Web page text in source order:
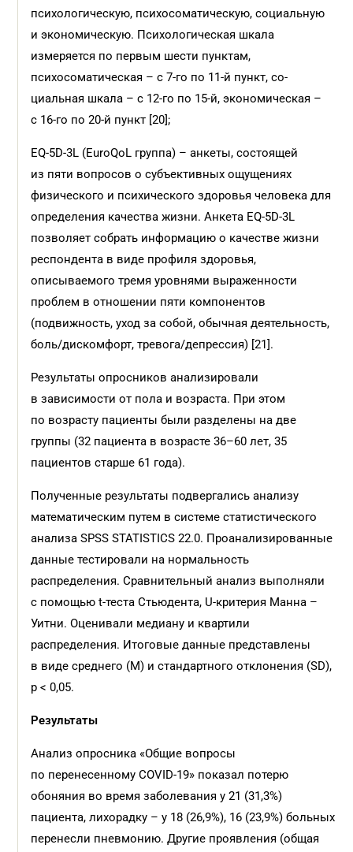
психологическую, психосоматическую, социальную
и экономичес­кую. Психологическая шкала
измеряется по первым шести пунктам,
психосоматическая – с 7-го по 11-й пункт, со­
циальная шкала – с 12-го по 15-й, экономичес­кая –
с 16-го по 20-й пункт [20];
EQ-5D-3L (EuroQoL группа) – анкеты, состоящей
из пяти вопросов о субъективных ощущениях
физического и психического здоровья человека для
определения качества жизни. Анкета EQ-5D-3L
позволяет собрать информацию о качестве жизни
респондента в виде профиля здоровья,
описываемого тремя уровнями выраженности
проблем в отношении пяти компонентов
(подвижность, уход за собой, обычная деятельность,
боль/дискомфорт, тревога/депрессия) [21].
Результаты опросников анализировали
в зависимос­ти от пола и возраста. При этом
по возрасту пациенты были разделены на две
группы (32 пациента в возрасте 36–60 лет, 35
пациентов старше 61 года).
Полученные результаты подвергались анализу
математическим путем в системе статистического
анализа SPSS STATISTICS 22.0. Проанализированные
данные тестировали на нормальность
распределения. Сравнительный анализ выполняли
с помощью t-теста Стьюдента, U-критерия Манна –
Уитни. Оценивали медиану и квартили
распределения. Итоговые данные представлены
в виде среднего (М) и стандартного отклонения (SD),
p < 0,05.
Результаты
Анализ опросника «Общие вопросы
по перенесенному COVID‑19» показал потерю
обоняния во время заболевания у 21 (31,3%)
пациента, лихорадку – у 18 (26,9%), 16 (23,9%) больных
перенесли пневмонию. Другие проявления (общая